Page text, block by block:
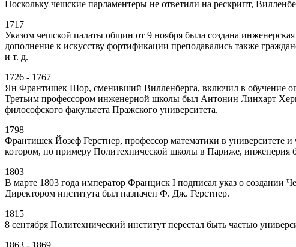
Поскольку чешские парламентеры не ответили на рескрипт,
1717
Указом чешской палаты общин от 9 ноября была создана
дополнение к искусству фортификации преподавались также
и т. д.
1726 - 1767
Ян Франтишек Шор, сменивший Вилленберга, включил в обучение
Третьим профессором инженерной школы был Антонин Линхарт
философского факультета Пражского университета.
1798
Франтишек Йозеф Герстнер, профессор математики в университете и
котором, по примеру Политехнической школы в Париже, инженерия
1803
В марте 1803 года император Франциск I подписал указ о создании
Директором института был назначен Ф. Дж. Герстнер.
1815
8 сентября Политехнический институт перестал быть частью
1863 - 1869